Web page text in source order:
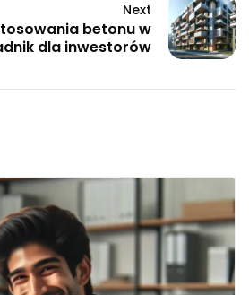
Next
betonu w
dla inwestorów